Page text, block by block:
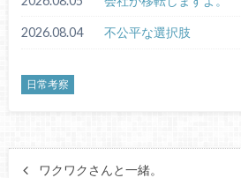
2026.08.04 不公平な選択肢
日常考察
ワクワクさんと一緒。